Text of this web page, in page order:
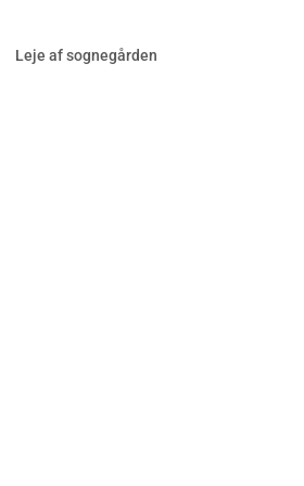
Leje af sognegården